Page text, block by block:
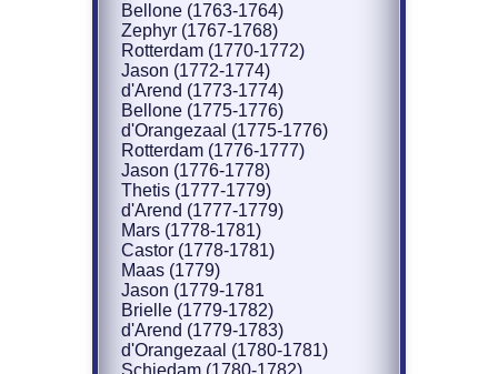
Bellone (1763-1764)
Zephyr (1767-1768)
Rotterdam (1770-1772)
Jason (1772-1774)
d'Arend (1773-1774)
Bellone (1775-1776)
d'Orangezaal (1775-1776)
Rotterdam (1776-1777)
Jason (1776-1778)
Thetis (1777-1779)
d'Arend (1777-1779)
Mars (1778-1781)
Castor (1778-1781)
Maas (1779)
Jason (1779-1781
Brielle (1779-1782)
d'Arend (1779-1783)
d'Orangezaal (1780-1781)